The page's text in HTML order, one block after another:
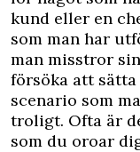
kund eller en
som man har
man misstror
försöka att
scenario som
troligt. Ofta är
som du oroar